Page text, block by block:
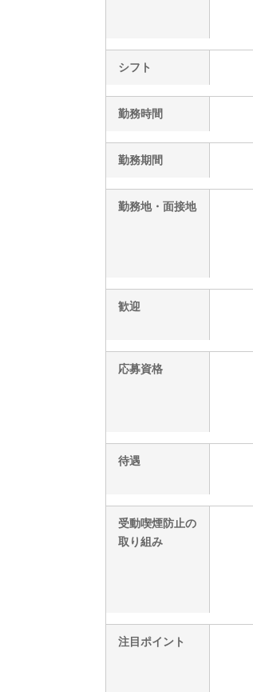
シフト
勤務時間
勤務期間
勤務地・面接地
歓迎
応募資格
待遇
受動喫煙防止の
取り組み
注目ポイント